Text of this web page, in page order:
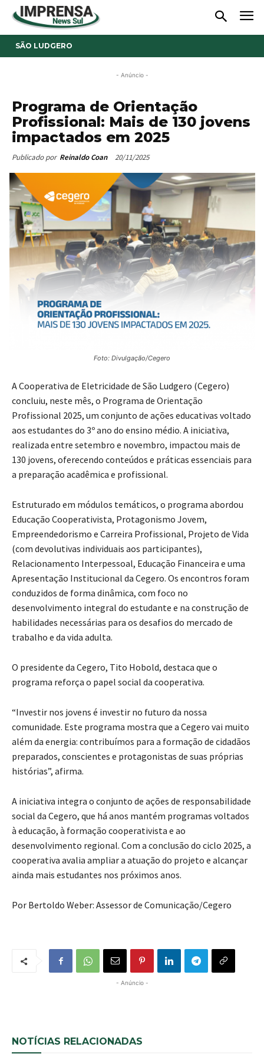
SÃO LUDGERO
- Anúncio -
Programa de Orientação
Profissional: Mais de 130 jovens
impactados em 2025
Publicado por Reinaldo Coan 20/11/2025
Foto: Divulgação/Cegero
A Cooperativa de Eletricidade de São Ludgero (Cegero)
concluiu, neste mês, o Programa de Orientação
Profissional 2025, um conjunto de ações educativas voltado
aos estudantes do 3º ano do ensino médio. A iniciativa,
realizada entre setembro e novembro, impactou mais de
130 jovens, oferecendo conteúdos e práticas essenciais para
a preparação acadêmica e profissional.
Estruturado em módulos temáticos, o programa abordou
Educação Cooperativista, Protagonismo Jovem,
Empreendedorismo e Carreira Profissional, Projeto de Vida
(com devolutivas individuais aos participantes),
Relacionamento Interpessoal, Educação Financeira e uma
Apresentação Institucional da Cegero. Os encontros foram
conduzidos de forma dinâmica, com foco no
desenvolvimento integral do estudante e na construção de
habilidades necessárias para os desafios do mercado de
trabalho e da vida adulta.
O presidente da Cegero, Tito Hobold, destaca que o
programa reforça o papel social da cooperativa.
“Investir nos jovens é investir no futuro da nossa
comunidade. Este programa mostra que a Cegero vai muito
além da energia: contribuímos para a formação de cidadãos
preparados, conscientes e protagonistas de suas próprias
histórias”, afirma.
A iniciativa integra o conjunto de ações de responsabilidade
social da Cegero, que há anos mantém programas voltados
à educação, à formação cooperativista e ao
desenvolvimento regional. Com a conclusão do ciclo 2025, a
cooperativa avalia ampliar a atuação do projeto e alcançar
ainda mais estudantes nos próximos anos.
Por Bertoldo Weber: Assessor de Comunicação/Cegero
- Anúncio -
NOTÍCIAS RELACIONADAS